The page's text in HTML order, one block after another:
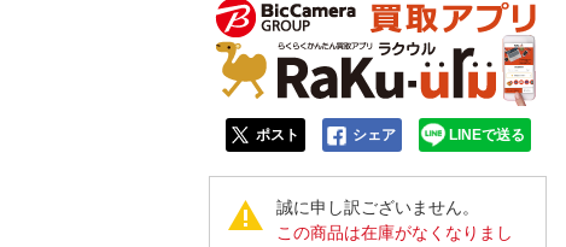
ポスト シェア LINEで送る
誠に申し訳ございません。
この商品は在庫がなくなりまし